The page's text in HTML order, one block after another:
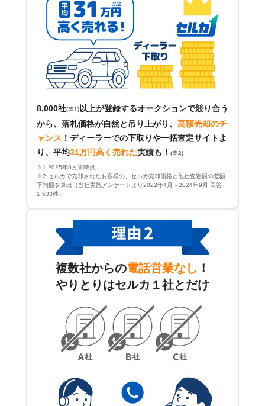
8,000社(※1) 以上が登録するオークションで競り合う
から、落札価格が自然と吊り上がり、 高額売却のチ
ャンス ！ ディーラーでの下取りや一括査定サイトよ
り、平均31万円高く売れた実績も！ (※2)
※1 2025年8月末時点
※2 セルカで売却されたお客様の、セルカ売却価格と他社査定額の差額
平均額を算出（当社実施アンケートより2022年4月～2024年9月 回答
1,533件）
複数社からの電話営業なし ！
やりとりはセルカ１社とだけ